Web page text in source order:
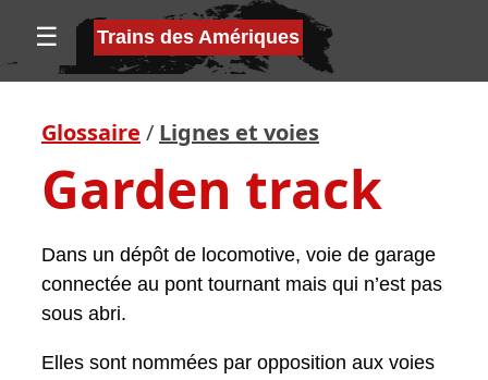
☰ Trains des Amériques
Glossaire / Lignes et voies
Garden track
Dans un dépôt de locomotive, voie de garage
connectée au pont tournant mais qui n’est pas
sous abri.
Elles sont nommées par opposition aux voies